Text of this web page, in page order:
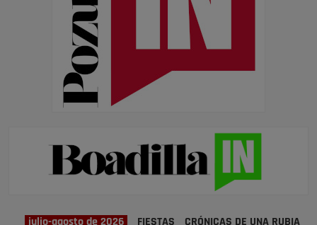
julio-agosto de 2026 FIESTAS CRÓNICAS DE UNA RUBIA